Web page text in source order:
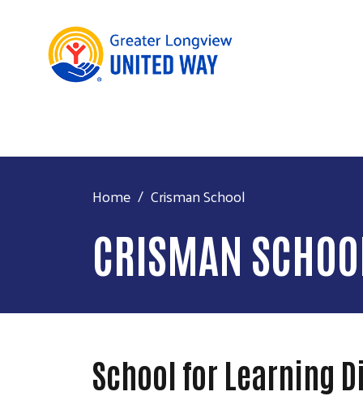
Home Crisman School
CRISMAN
School for Learning